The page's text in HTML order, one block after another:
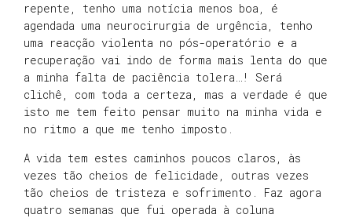
repente, tenho uma notícia menos boa, é
agendada uma neurocirurgia de urgência, tenho
uma reacção violenta no pós-operatório e a
recuperação vai indo de forma mais lenta do que
a minha falta de paciência tolera…! Será
clichê, com toda a certeza, mas a verdade é que
isto me tem feito pensar muito na minha vida e
no ritmo a que me tenho imposto.
A vida tem estes caminhos poucos claros, às
vezes tão cheios de felicidade, outras vezes
tão cheios de tristeza e sofrimento. Faz agora
quatro semanas que fui operada à coluna